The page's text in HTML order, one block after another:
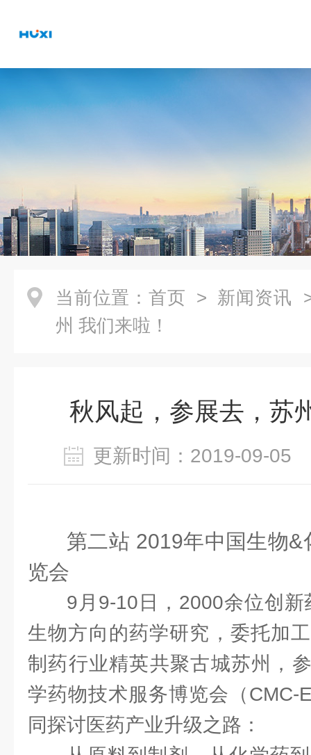
当前位置： 首页 > 新闻资讯
州 我们来啦！
秋风起，参展去，苏
更新时间：2019-09-
第二站 2019年中国生物
览会
9月9-10日，2000余位创
生物方向的药学研究，委托加
制药行业精英共聚古城苏州，
学药物技术服务博览会（CMC-
同探讨医药产业升级之路：